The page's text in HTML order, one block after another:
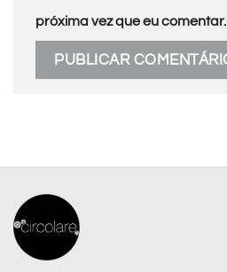
próxima vez que eu comentar.